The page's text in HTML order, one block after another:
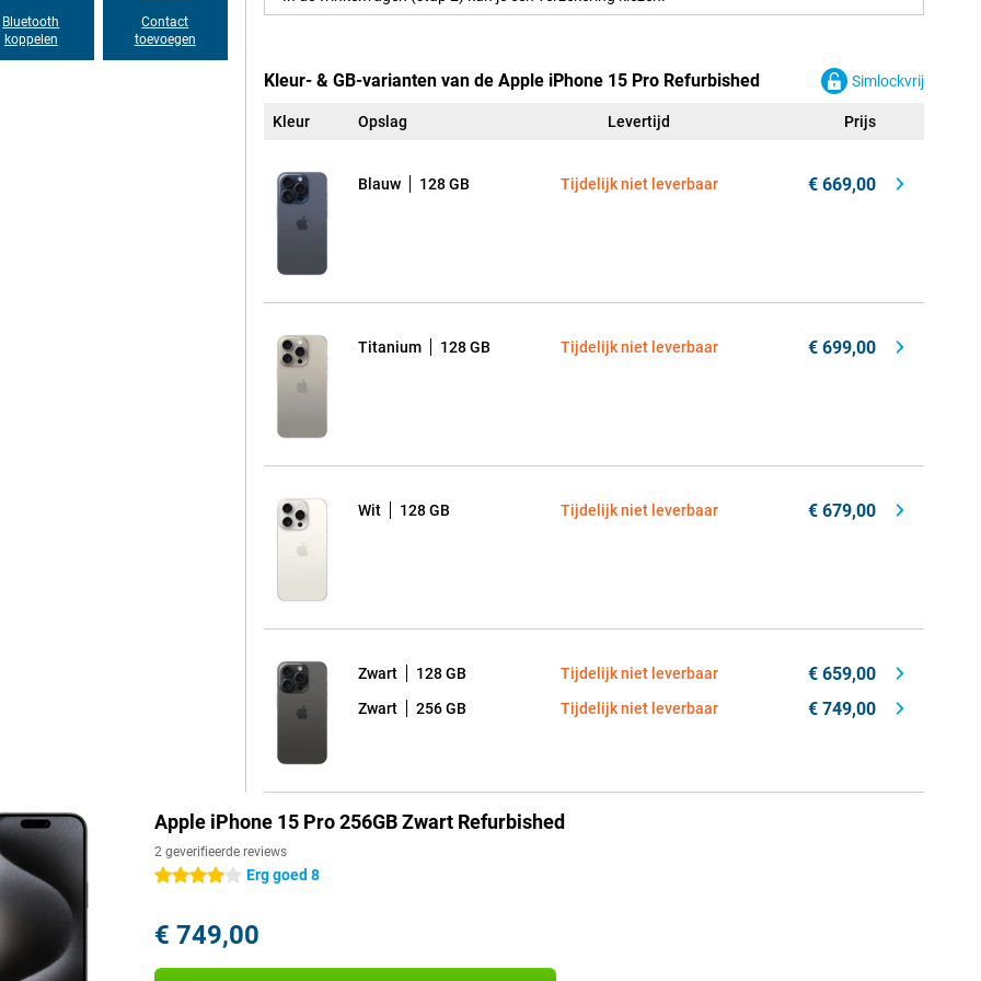
Je kunt tot wel 23 uur video
15 Pro 256GB Zwart
je snel op via de nieuwe USB-
snel. Zo heb je altijd genoeg
Bluetooth
koppelen
Contact
toevoegen
Kleur- & GB-varianten van de Apple iPhone 15 Pro Refurbished Simlockvrij
Kleur Opslag Levertijd Prijs
Blauw 128 GB Tijdelijk niet leverbaar € 669,00
Titanium 128 GB Tijdelijk niet leverbaar € 699,00
Wit 128 GB Tijdelijk niet leverbaar € 679,00
Zwart 128 GB Tijdelijk niet leverbaar € 659,00
Zwart 256 GB Tijdelijk niet leverbaar € 749,00
Apple iPhone 15 Pro 256GB Zwart Refurbished
2 geverifieerde reviews
4 sterrenErg goed 8
€ 749,00